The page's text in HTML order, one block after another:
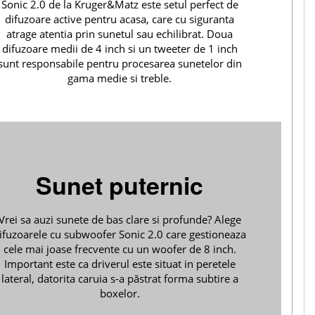
Sonic 2.0 de la Kruger&Matz este setul perfect de
difuzoare active pentru acasa, care cu siguranta
atrage atentia prin sunetul sau echilibrat. Doua
difuzoare medii de 4 inch si un tweeter de 1 inch
responsabile pentru procesarea sunetelor din
gama medie si treble.
Sunet puternic
sa auzi sunete de bas clare si profunde? Alege
cu subwoofer Sonic 2.0 care gestioneaza
cele mai joase frecvente cu un woofer de 8 inch.
Important este ca driverul este situat in peretele
lateral, datorita caruia s-a păstrat forma subtire a
boxelor.